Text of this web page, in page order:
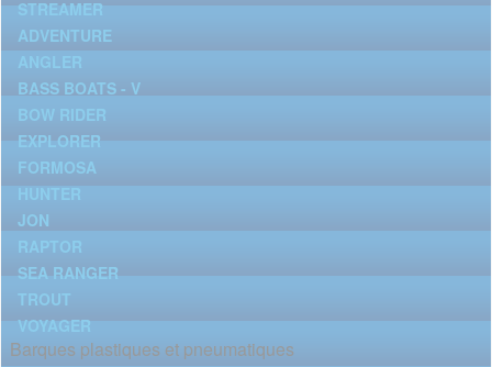
STREAMER
ADVENTURE
ANGLER
BASS BOATS - V
BOW RIDER
EXPLORER
FORMOSA
HUNTER
JON
RAPTOR
SEA RANGER
TROUT
VOYAGER
Barques plastiques et pneumatiques